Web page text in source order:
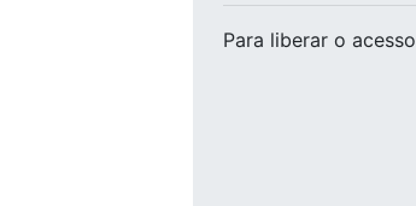
Para liberar o acesso